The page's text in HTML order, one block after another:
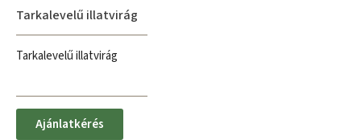
Tarkalevelű illatvirág
Tarkalevelű illatvirág
Ajánlatkérés